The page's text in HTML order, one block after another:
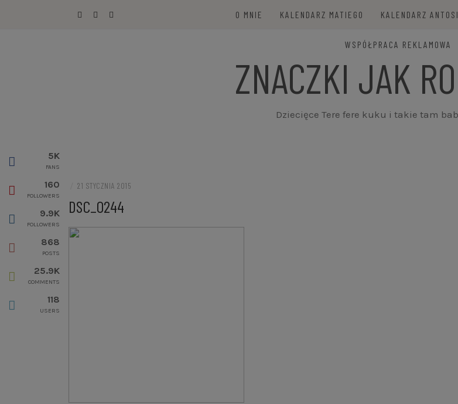
O MNIE KALENDARZ MATIEGO KALENDARZ
WSPÓŁPRACA REKLAMOWA
ZNACZKI JAK
Dziecięce Tere fere kuku i takie tam
21 STYCZNIA 2015
DSC_0244
5K
FANS
160
FOLLOWERS
9.9K
FOLLOWERS
868
POSTS
25.9K
COMMENTS
118
USERS